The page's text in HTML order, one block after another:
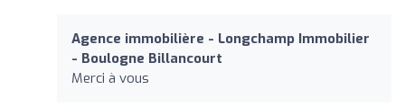
Agence immobilière - Longchamp Immobilier
- Boulogne Billancourt
Merci à vous